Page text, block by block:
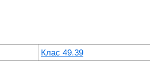
Клас 49.39